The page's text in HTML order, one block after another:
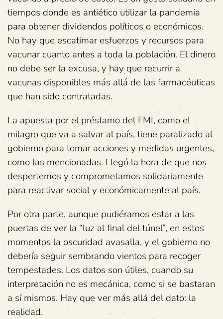
tiempos donde es antiético utilizar la pandemia
para obtener dividendos políticos o económicos.
No hay que escatimar esfuerzos y recursos para
vacunar cuanto antes a toda la población. El dinero
no debe ser la excusa, y hay que recurrir a
vacunas disponibles más allá de las farmacéuticas
que han sido contratadas.
La apuesta por el préstamo del FMI, como el
milagro que va a salvar al país, tiene paralizado al
gobierno para tomar acciones y medidas urgentes,
como las mencionadas. Llegó la hora de que nos
despertemos y comprometamos solidariamente
para reactivar social y económicamente al país.
Por otra parte, aunque pudiéramos estar a las
puertas de ver la “luz al final del túnel”, en estos
momentos la oscuridad avasalla, y el gobierno no
debería seguir sembrando vientos para recoger
tempestades. Los datos son útiles, cuando su
interpretación no es mecánica, como si se bastaran
a sí mismos. Hay que ver más allá del dato: la
realidad.